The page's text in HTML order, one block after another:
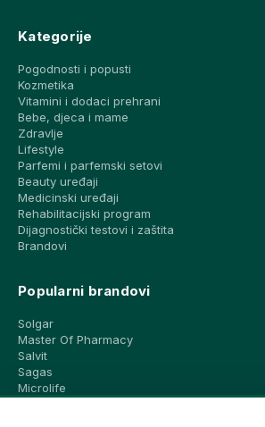
Kategorije
Pogodnosti i popusti
Kozmetika
Vitamini i dodaci prehrani
Bebe, djeca i mame
Zdravlje
Lifestyle
Parfemi i parfemski setovi
Beauty uređaji
Medicinski uređaji
Rehabilitacijski program
Dijagnostički testovi i zaštita
Brandovi
Popularni brandovi
Solgar
Master Of Pharmacy
Salvit
Sagas
Microlife